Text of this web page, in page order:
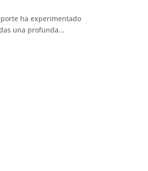
ha experimentado
una profunda...